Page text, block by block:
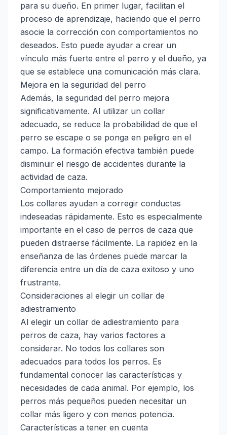
para su dueño. En primer lugar, facilitan el
proceso de aprendizaje, haciendo que el perro
asocie la corrección con comportamientos no
deseados. Esto puede ayudar a crear un
vínculo más fuerte entre el perro y el dueño, ya
que se establece una comunicación más clara.
Mejora en la seguridad del perro
Además, la seguridad del perro mejora
significativamente. Al utilizar un collar
adecuado, se reduce la probabilidad de que el
perro se escape o se ponga en peligro en el
campo. La formación efectiva también puede
disminuir el riesgo de accidentes durante la
actividad de caza.
Comportamiento mejorado
Los collares ayudan a corregir conductas
indeseadas rápidamente. Esto es especialmente
importante en el caso de perros de caza que
pueden distraerse fácilmente. La rapidez en la
enseñanza de las órdenes puede marcar la
diferencia entre un día de caza exitoso y uno
frustrante.
Consideraciones al elegir un collar de
adiestramiento
Al elegir un collar de adiestramiento para
perros de caza, hay varios factores a
considerar. No todos los collares son
adecuados para todos los perros. Es
fundamental conocer las características y
necesidades de cada animal. Por ejemplo, los
perros más pequeños pueden necesitar un
collar más ligero y con menos potencia.
Características a tener en cuenta